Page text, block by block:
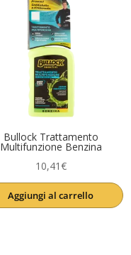
Bullock Trattamento
Multifunzione Benzina
10,41€
Aggiungi al carrello